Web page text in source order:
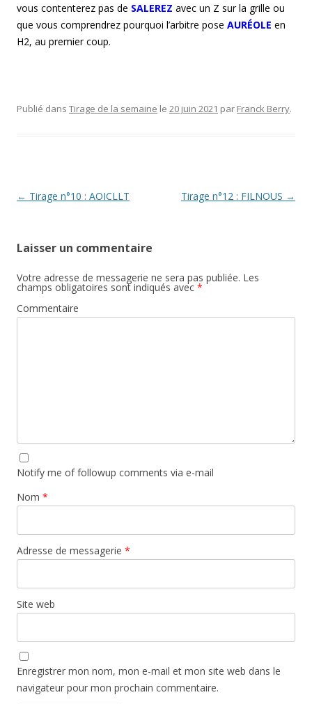
vous contenterez pas de SALEREZ avec un Z sur la grille ou
que vous comprendrez pourquoi l’arbitre pose AURÉOLE en
H2, au premier coup.
Publié dans Tirage de la semaine le 20 juin 2021 par Franck Berry.
Post navigation
← Tirage n°10 : AOICLLT Tirage n°12 : FILNOUS →
Laisser un commentaire
Votre adresse de messagerie ne sera pas publiée. Les
champs obligatoires sont indiqués avec *
Commentaire
Notify me of followup comments via e-mail
Nom *
Adresse de messagerie *
Site web
Enregistrer mon nom, mon e-mail et mon site web dans le
navigateur pour mon prochain commentaire.